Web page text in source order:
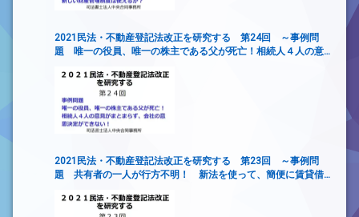
2021民法・不動産登記法改正を研究する 第24回 ～事例問
題 唯一の役員、唯一の株主である父が死亡！相続人４人の意
2021民法・不動産登記法改正を研究する 第23回 ～事例問
題 共有者の一人が行方不明！ 新法を使って、簡便に賃貸借